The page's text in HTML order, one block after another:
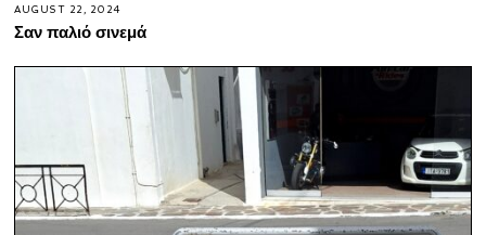
AUGUST 22, 2024
Σαν παλιό σινεμά